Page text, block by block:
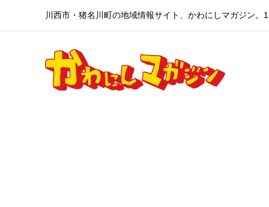
川西市・猪名川町の地域情報サイト、かわにしマガジン。